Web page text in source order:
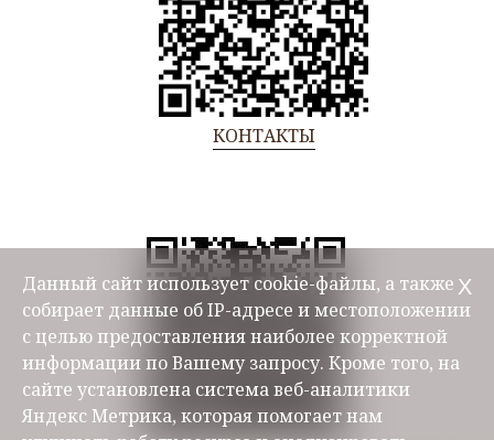
КОНТАКТЫ
Данный сайт использует cookie-файлы, а также
собирает данные об IP-адресе и местоположении
с целью предоставления наиболее корректной
информации по Вашему запросу. Кроме того, на
сайте установлена система веб-аналитики
Яндекс Метрика, которая помогает нам
Х